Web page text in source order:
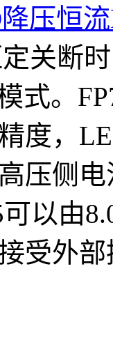
压恒
关断
式。
度，
压侧
可以由
受外